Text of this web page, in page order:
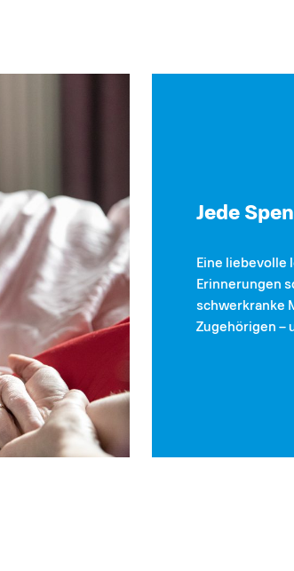
Jede
Eine liebevolle
Erinnerungen
schwerkranke
Zugehörigen –